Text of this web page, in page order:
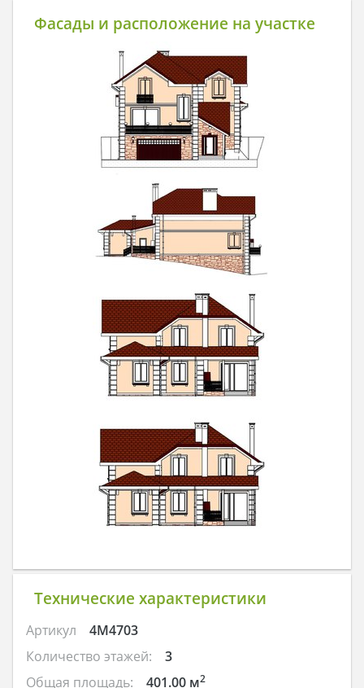
Фасады и расположение на участке
Технические характеристики
Артикул
4M4703
Количество этажей:
3
Общая площадь:
401.00 м2